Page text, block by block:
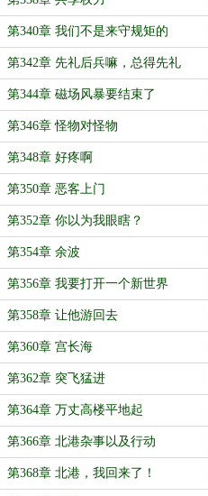
第340章 我们不是来守规矩的
第342章 先礼后兵嘛，总得先礼
第344章 磁场风暴要结束了
第346章 怪物对怪物
第348章 好疼啊
第350章 恶客上门
第352章 你以为我眼瞎？
第354章 余波
第356章 我要打开一个新世界
第358章 让他游回去
第360章 宫长海
第362章 突飞猛进
第364章 万丈高楼平地起
第366章 北港杂事以及行动
第368章 北港，我回来了！